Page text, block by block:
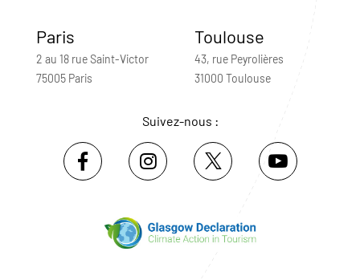
Paris
2 au 18 rue Saint-Victor
75005 Paris
Toulouse
43, rue Peyrolières
31000 Toulouse
Suivez-nous :